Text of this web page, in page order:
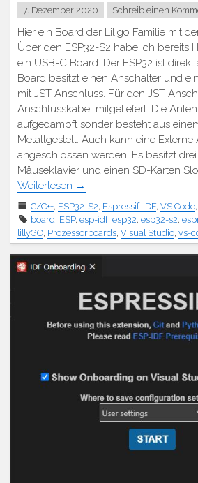
7. Dezember 2020 Schreib einen
Hier ein Board der Liligo Familie mit
Über den ESP32-S2 habe ich bereits
ein USB-C Board. Der ESP32 ist
Board besitzt einen Anschalter und
mit JST Anschluss. Für den JST
Anschlusskabel mitgeliefert. Die
aufgedampft sonder besteht aus
Metallgestell. Auch kann eine Externe
angeschlossen werden. Es besitzt
Mäuseklavier und einen SD-Karten
Weiterlesen →
C/C++ ESP32-S2 Espressif-IDF VS Code
board ESP, esp-idf, esp32 esp32-s2
lillyGO Prozessorboards Visual Studio vs-